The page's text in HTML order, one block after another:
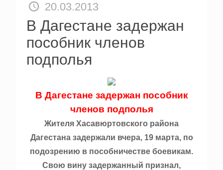
20.03.2013
В Дагестане задержан
пособник членов
подполья
В Дагестане задержан пособник
членов подполья
Жителя Хасавюртовского района
Дагестана задержали вчера, 19 марта, по
подозрению в пособничестве боевикам.
Свою вину задержанный признал,